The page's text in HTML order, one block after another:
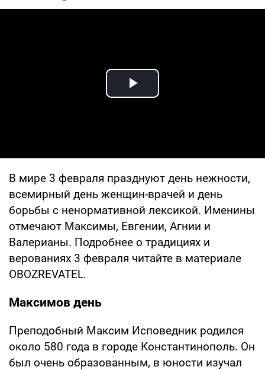
Play Video
В мире 3 февраля празднуют день нежности,
всемирный день женщин-врачей и день
борьбы с ненормативной лексикой. Именины
отмечают Максимы, Евгении, Агнии и
Валерианы. Подробнее о традициях и
верованиях 3 февраля читайте в материале
OBOZREVATEL.
Максимов день
Преподобный Максим Исповедник родился
около 580 года в городе Константинополь. Он
был очень образованным, в юности изучал